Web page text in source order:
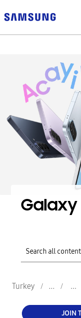
Galaxy
Turkey
JOIN